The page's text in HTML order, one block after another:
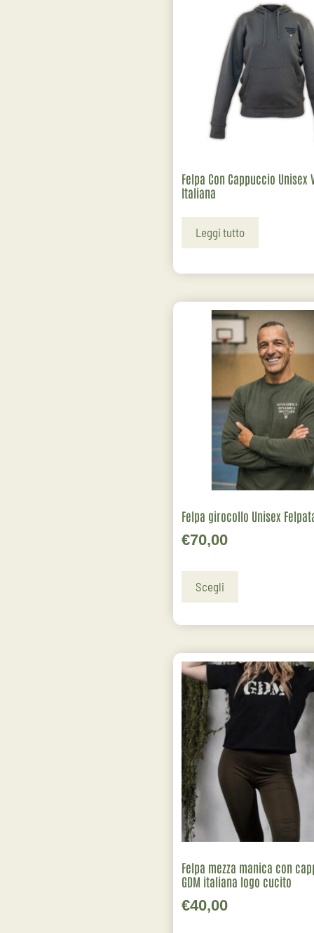
Felpa Con Cappuccio Unisex
Italiana
Leggi tutto
Felpa girocollo Unisex
€70,00
Scegli
Felpa mezza manica con
GDM italiana logo cucito
€40,00